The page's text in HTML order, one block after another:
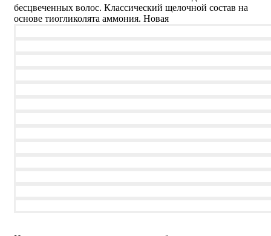
бесцвеченных волос. Классический щелочной состав на
основе тиогликолята аммония. Новая